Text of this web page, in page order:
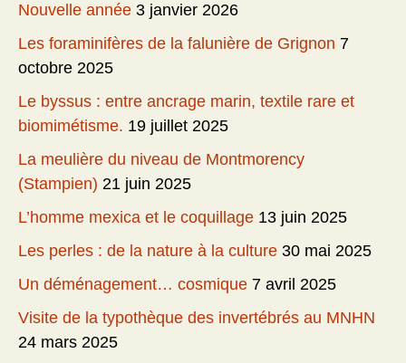
Nouvelle année 3 janvier 2026
Les foraminifères de la falunière de Grignon 7
octobre 2025
Le byssus : entre ancrage marin, textile rare et
biomimétisme. 19 juillet 2025
La meulière du niveau de Montmorency
(Stampien) 21 juin 2025
L’homme mexica et le coquillage 13 juin 2025
Les perles : de la nature à la culture 30 mai 2025
Un déménagement… cosmique 7 avril 2025
Visite de la typothèque des invertébrés au MNHN
24 mars 2025